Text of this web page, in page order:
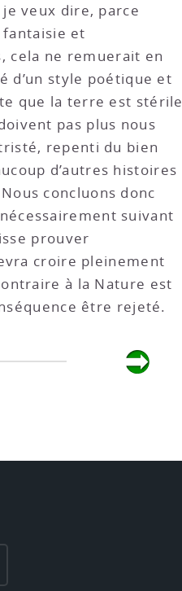
veux dire, parce
fantaisie et
cela ne remuerait en
d’un style poétique et
que la terre est stérile
pas plus nous
repenti du bien
d’autres histoires
concluons donc
suivant
prouver
croire pleinement
à la Nature est
être rejeté.